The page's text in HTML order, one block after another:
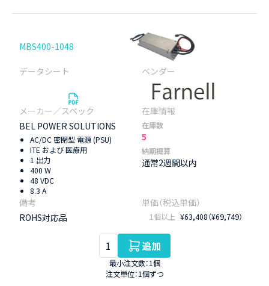
MBS400-1048
BEL POWER SOLUTIONS
AC/DC 密閉型 電源 (PSU)
ITE および 医療用
1 出力
400 W
48 VDC
8.3 A
在庫数
5
納期概算
通常2週間以内
ROHS対応品 1個以上 ¥63,408（¥69,749）
追加
最小注文数：1個
注文単位：1個ずつ